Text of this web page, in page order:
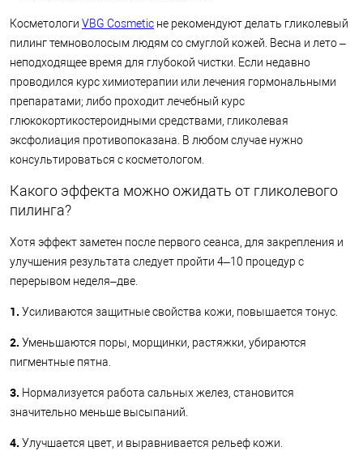
Косметологи VBG Cosmetic не рекомендуют делать гликолевый
пилинг темноволосым людям со смуглой кожей. Весна и лето –
неподходящее время для глубокой чистки. Если недавно
проводился курс химиотерапии или лечения гормональными
препаратами; либо проходит лечебный курс
глюкокортикостероидными средствами, гликолевая
эксфолиация противопоказана. В любом случае нужно
консультироваться с косметологом.
Какого эффекта можно ожидать от гликолевого
пилинга?
Хотя эффект заметен после первого сеанса, для закрепления и
улучшения результата следует пройти 4–10 процедур с
перерывом неделя–две.
1. Усиливаются защитные свойства кожи, повышается тонус.
2. Уменьшаются поры, морщинки, растяжки, убираются
пигментные пятна.
3. Нормализуется работа сальных желез, становится
значительно меньше высыпаний.
4. Улучшается цвет, и выравнивается рельеф кожи.